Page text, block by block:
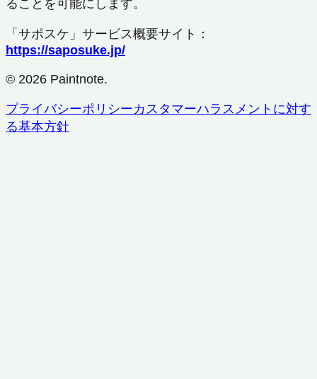
ることを可能にします。
「サポスケ」サービス概要サイト：
https://saposuke.jp/
© 2026 Paintnote.
プライバシーポリシーカスタマーハラスメントに対す
る基本方針